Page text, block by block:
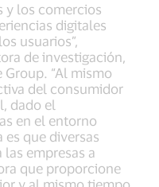
y los comercios
digitales
usuarios”,
de investigación,
“Al mismo
del consumidor
dado el
en el entorno
que diversas
empresas a
que proporcione